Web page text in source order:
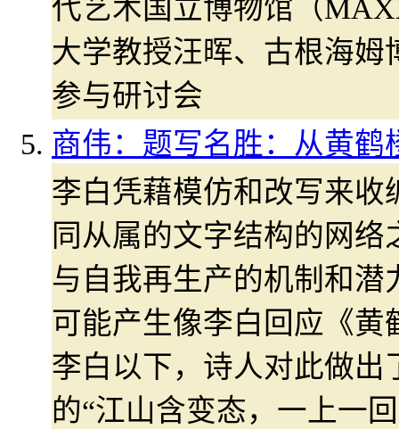
代艺术国立博物馆（
大学教授汪晖、古根海
参与研讨会
商伟：题写名胜：从黄鹤
李白凭藉模仿和改写来
同从属的文字结构的网
与自我再生产的机制和
可能产生像李白回应《
李白以下，诗人对此做
的“江山含变态，一上一